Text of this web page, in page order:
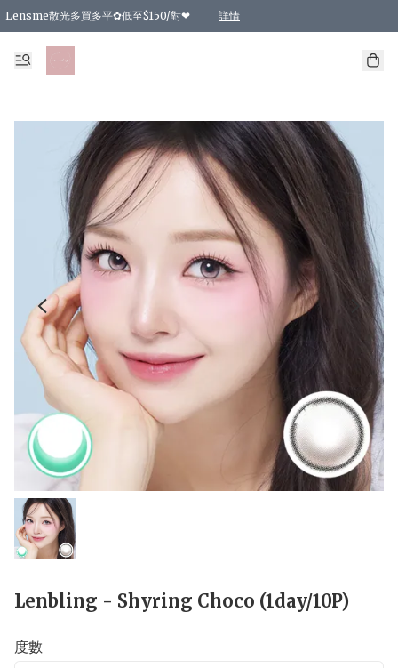
Lensme散光多買多平✿低至$150/對❤ 詳情
台灣Karacon⁩✧日拋 特價清貨❁⃘
日本韓國多款日/月拋現貨☼ 特價❤︎數量有限 售完即止
🇰🇷韓國多款月拋現貨 特價兩對$99✿數量有限 售完即止♫
精選商品，任選買2件或以上9 折；買4件或以上85 折；買6件或以上8 折
精選商品，任選買2件HKD 140.00；買4件HKD 260.00
精選商品，任選買2件HKD 190.00；買4件HKD 360.00
精選商品，任選買2件HKD 110.00；買4件HKD 180.00
精選商品，任選買2件HKD 170.00；買4件HKD 320.00
精選商品，任選買2件或以上減HKD 148.00
精選商品，任選買2件或以上減HKD 148.00
精選商品，任選買2件或以上95 折；買4件或以上9 折；買6件或以上85 折；買8件
精選商品，任選買12件或以上87 折
精選商品，任選買2件或以上減HKD 16.00；買4件或以上減HKD 32.00；買6
精選商品，任選買2件或以上95 折；買4件或以上9 折；買8件或以上85 折；買12
購物滿 HKD 800.00即享免運費優惠！（適用於 特定的送貨方式 )
Lenbling - Shyring Choco (1day/10P)
度數